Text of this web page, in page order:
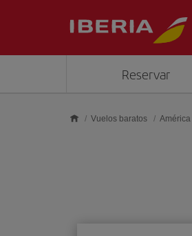
Reservar
Vuelos baratos